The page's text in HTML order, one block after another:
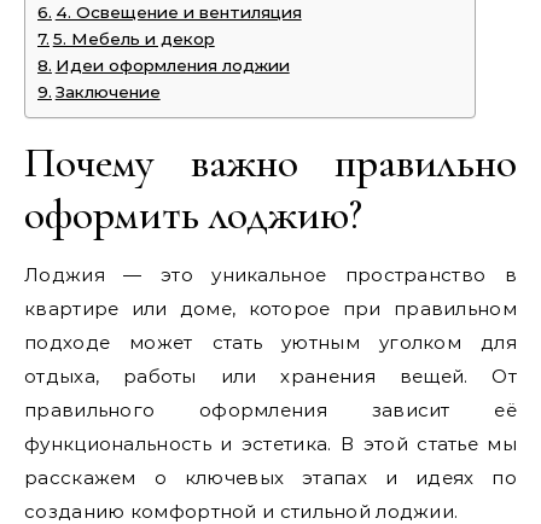
4. Освещение и вентиляция
5. Мебель и декор
Идеи оформления лоджии
Заключение
Почему важно правильно
оформить лоджию?
Лоджия — это уникальное пространство в
квартире или доме, которое при правильном
подходе может стать уютным уголком для
отдыха, работы или хранения вещей. От
правильного оформления зависит её
функциональность и эстетика. В этой статье мы
расскажем о ключевых этапах и идеях по
созданию комфортной и стильной лоджии.